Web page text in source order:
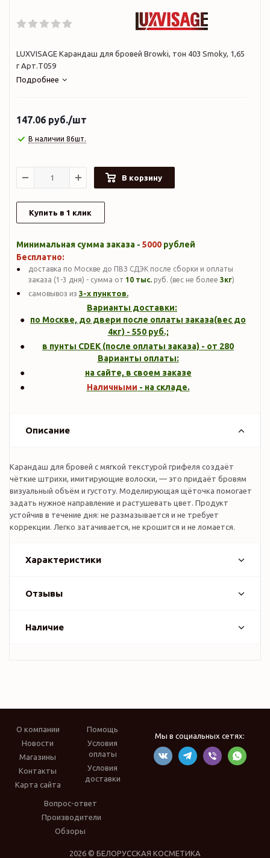
LUXVISAGE Карандаш для бровей Browki, тон 403 Smoky, 1,65
г Арт.Т059
Подробнее
147.06 руб./шт
В наличии 86шт.
В корзину
Купить в 1 клик
Минимальная сумма заказа - 5000 рублей
Бесплатно:
доставка по Москве до ПВЗ СДЭК после сборки и оплаты
заказа (1-3 дня) - сумма от 10 тыс. руб. (вес не более 3кг)
самовывоз из 3-х пунктов.
Варианты доставки:
по Москве, до двери после оплаты заказа(вес до
4кг) - 550руб.;
в пунты CDEK (после оплаты заказа) - от 280
Варианты оплаты:
на сайте, в своем заказе
Наличными - на складе.
Описание
Карандаш для бровей с мягкой текстурой грифеля создаёт
чёткие штрихи, имитирующие волоски, — это придаёт бровям
визуальный объём и густоту. Моделирующая щёточка помогает
задать нужное направление и растушевать цвет. Продукт
устойчив в течение дня: не размазывается и не требует
коррекции. Легко затачивается, не крошится и не ломается.
Характеристики
Отзывы
Наличие
О компании
Новости
Магазины
Контакты
Карта сайта
Помощь
Условия
оплаты
Условия
доставки
Вопрос-ответ
Производители
Обзоры
Мы в социальных сетях:
2026 © БЕЛОРУССКАЯ КОСМЕТИКА